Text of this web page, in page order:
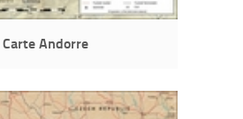
Carte Andorre